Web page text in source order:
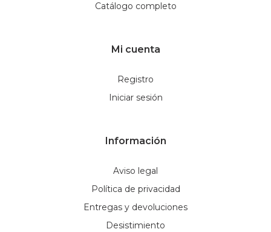
Catálogo completo
Mi cuenta
Registro
Iniciar sesión
Información
Aviso legal
Política de privacidad
Entregas y devoluciones
Desistimiento